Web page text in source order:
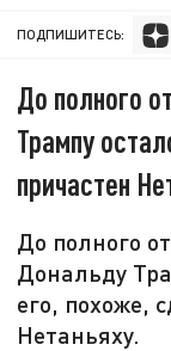
ПОДПИШИТЕСЬ:
До полного
Трампу
причастен
До полного
Дональду
его, похоже,
Нетаньяху.